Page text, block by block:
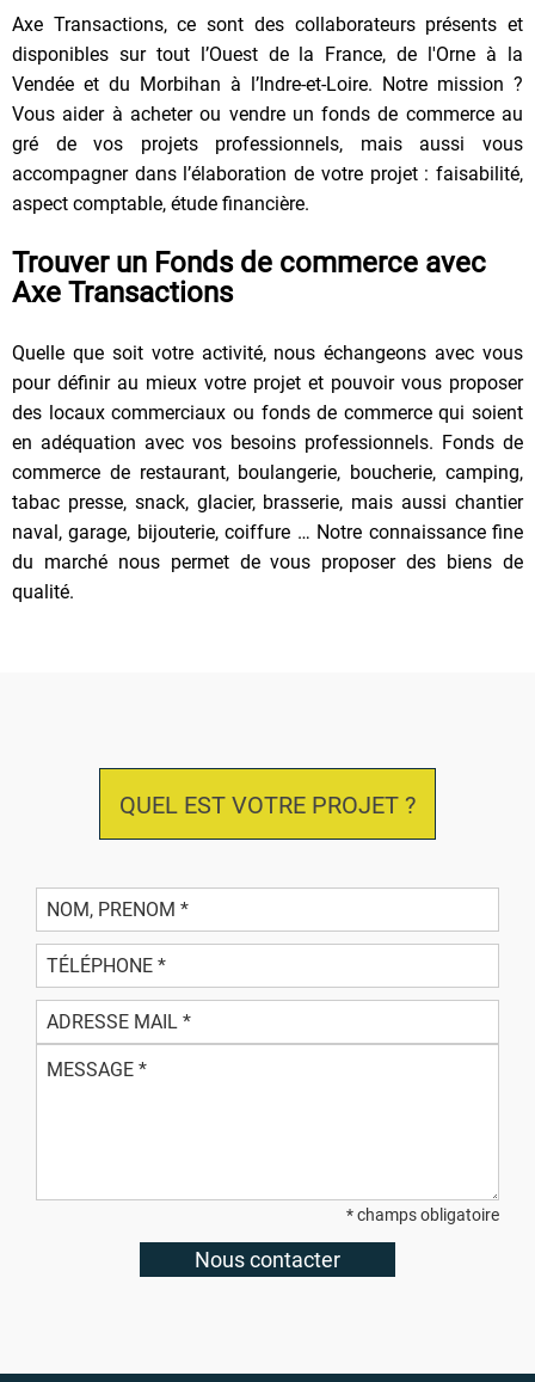
Axe Transactions, ce sont des collaborateurs présents et
disponibles sur tout l’Ouest de la France, de l'Orne à la
Vendée et du Morbihan à l’Indre-et-Loire. Notre mission ?
Vous aider à acheter ou vendre un fonds de commerce au
gré de vos projets professionnels, mais aussi vous
accompagner dans l’élaboration de votre projet : faisabilité,
aspect comptable, étude financière.
Trouver un Fonds de commerce avec
Axe Transactions
Quelle que soit votre activité, nous échangeons avec vous
pour définir au mieux votre projet et pouvoir vous proposer
des locaux commerciaux ou fonds de commerce qui soient
en adéquation avec vos besoins professionnels. Fonds de
commerce de restaurant, boulangerie, boucherie, camping,
tabac presse, snack, glacier, brasserie, mais aussi chantier
naval, garage, bijouterie, coiffure … Notre connaissance fine
du marché nous permet de vous proposer des biens de
qualité.
QUEL EST VOTRE PROJET ?
* champs obligatoire